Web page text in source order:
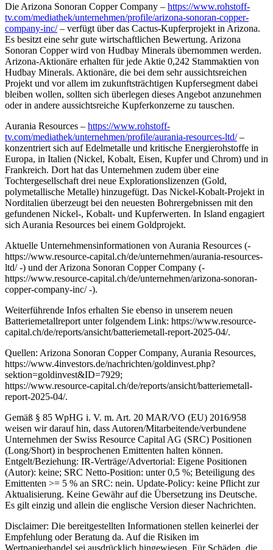
Die Arizona Sonoran Copper Company – https://www.rohstoff-
tv.com/mediathek/unternehmen/profile/arizona-sonoran-copper-
company-inc/– verfügt über das Cactus-Kupferprojekt in Arizona.
Es besitzt eine sehr gute wirtschaftlichen Bewertung. Arizona
Sonoran Copper wird von Hudbay Minerals übernommen werden.
Arizona-Aktionäre erhalten für jede Aktie 0,242 Stammaktien von
Hudbay Minerals. Aktionäre, die bei dem sehr aussichtsreichen
Projekt und vor allem im zukunftsträchtigen Kupfersegment dabei
bleiben wollen, sollten sich überlegen dieses Angebot anzunehmen
oder in andere aussichtsreiche Kupferkonzerne zu tauschen.
Aurania Resources – https://www.rohstoff-
tv.com/mediathek/unternehmen/profile/aurania-resources-ltd/–
konzentriert sich auf Edelmetalle und kritische Energierohstoffe in
Europa, in Italien (Nickel, Kobalt, Eisen, Kupfer und Chrom) und in
Frankreich. Dort hat das Unternehmen zudem über eine
Tochtergesellschaft drei neue Explorationslizenzen (Gold,
polymetallische Metalle) hinzugefügt. Das Nickel-Kobalt-Projekt in
Norditalien überzeugt bei den neuesten Bohrergebnissen mit den
gefundenen Nickel-, Kobalt- und Kupferwerten. In Island engagiert
sich Aurania Resources bei einem Goldprojekt.
Aktuelle Unternehmensinformationen von Aurania Resources (-
https://www.resource-capital.ch/de/unternehmen/aurania-resources-
ltd/ -) und der Arizona Sonoran Copper Company (-
https://www.resource-capital.ch/de/unternehmen/arizona-sonoran-
copper-company-inc/ -).
Weiterführende Infos erhalten Sie ebenso in unserem neuen
Batteriemetallreport unter folgendem Link: https://www.resource-
capital.ch/de/reports/ansicht/batteriemetall-report-2025-04/.
Quellen: Arizona Sonoran Copper Company, Aurania Resources,
https://www.4investors.de/nachrichten/goldinvest.php?
sektion=goldinvest&ID=7929;
https://www.resource-capital.ch/de/reports/ansicht/batteriemetall-
report-2025-04/.
Gemäß § 85 WpHG i. V. m. Art. 20 MAR/VO (EU) 2016/958
weisen wir darauf hin, dass Autoren/Mitarbeitende/verbundene
Unternehmen der Swiss Resource Capital AG (SRC) Positionen
(Long/Short) in besprochenen Emittenten halten können.
Entgelt/Beziehung: IR-Verträge/Advertorial: Eigene Positionen
(Autor): keine; SRC Netto-Position: unter 0,5 %; Beteiligung des
Emittenten >= 5 % an SRC: nein. Update-Policy: keine Pflicht zur
Aktualisierung. Keine Gewähr auf die Übersetzung ins Deutsche.
Es gilt einzig und allein die englische Version dieser Nachrichten.
Disclaimer: Die bereitgestellten Informationen stellen keinerlei der
Empfehlung oder Beratung da. Auf die Risiken im
Wertpapierhandel sei ausdrücklich hingewiesen. Für Schäden, die